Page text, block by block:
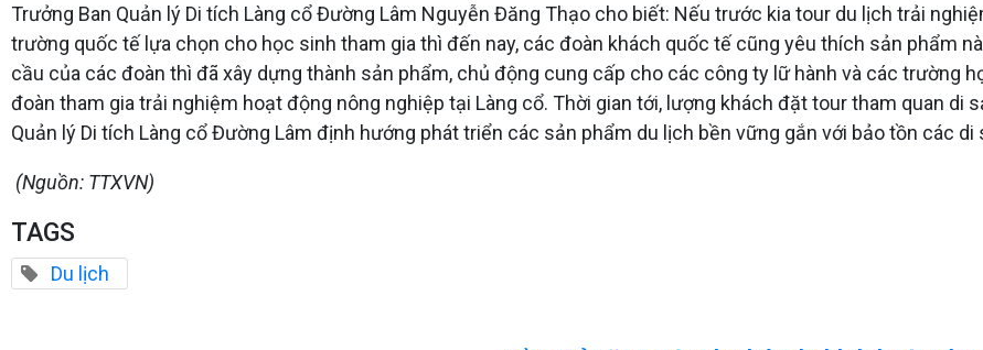
Trưởng Ban Quản lý Di tích Làng cổ Đường Lâm Nguyễn Đăng Thạo cho biết: Nếu trước kia tour du lịch trải
trường quốc tế lựa chọn cho học sinh tham gia thì đến nay, các đoàn khách quốc tế cũng yêu thích sản phẩm
cầu của các đoàn thì đã xây dựng thành sản phẩm, chủ động cung cấp cho các công ty lữ hành và các trường
đoàn tham gia trải nghiệm hoạt động nông nghiệp tại Làng cổ. Thời gian tới, lượng khách đặt tour tham quan di
Quản lý Di tích Làng cổ Đường Lâm định hướng phát triển các sản phẩm du lịch bền vững gắn với bảo tồn các di
(Nguồn: TTXVN)
TAGS
Du lịch